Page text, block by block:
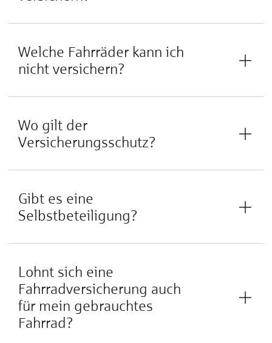
Welche Fahrräder kann ich
nicht versichern?
Wo gilt der
Versicherungsschutz?
Gibt es eine
Selbstbeteiligung?
Lohnt sich eine
Fahrradversicherung auch
für mein gebrauchtes
Fahrrad?